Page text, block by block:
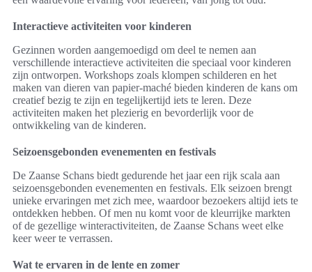
Interactieve activiteiten voor kinderen
Gezinnen worden aangemoedigd om deel te nemen aan
verschillende interactieve activiteiten die speciaal voor kinderen
zijn ontworpen. Workshops zoals klompen schilderen en het
maken van dieren van papier-maché bieden kinderen de kans om
creatief bezig te zijn en tegelijkertijd iets te leren. Deze
activiteiten maken het plezierig en bevorderlijk voor de
ontwikkeling van de kinderen.
Seizoensgebonden evenementen en festivals
De Zaanse Schans biedt gedurende het jaar een rijk scala aan
seizoensgebonden evenementen en festivals. Elk seizoen brengt
unieke ervaringen met zich mee, waardoor bezoekers altijd iets te
ontdekken hebben. Of men nu komt voor de kleurrijke markten
of de gezellige winteractiviteiten, de Zaanse Schans weet elke
keer weer te verrassen.
Wat te ervaren in de lente en zomer